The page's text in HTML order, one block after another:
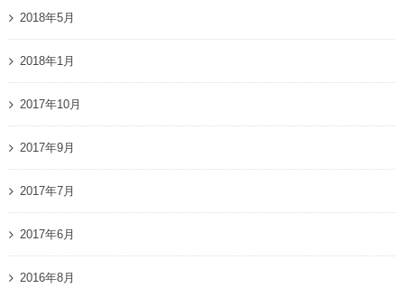
2018年5月
2018年1月
2017年10月
2017年9月
2017年7月
2017年6月
2016年8月